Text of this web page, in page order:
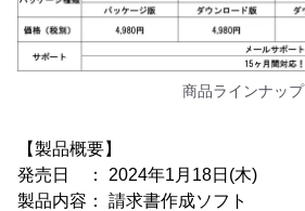
商品ラインナップ
【製品概要】
発売日 ： 2024年1月18日(木)
製品内容： 請求書作成ソフト